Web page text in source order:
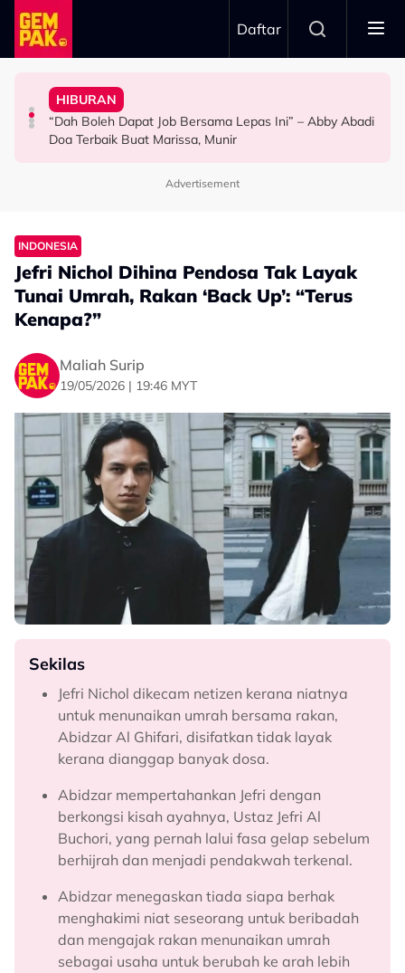
Skip to main content
Daftar
HIBURAN
Bawa Anak Ke Klinik, Syasya Rizal Terkejut Dikenali
Doktor
HIBURAN
“Dah Boleh Dapat Job Bersama Lepas Ini” – Abby Abadi
Doa Terbaik Buat Marissa, Munir
BERITA
Kasihnya Ibu, Ikan Lumba-Lumba Enggan Tinggalkan
Anak Yang Sudah Mati
ANTARABANGSA
Pengantin Penat Sampai Tertidur Atas Pelamin
Advertisement
INDONESIA
Jefri Nichol Dihina Pendosa Tak Layak
Tunai Umrah, Rakan ‘Back Up’: “Terus
Kenapa?”
Maliah Surip
19/05/2026 | 19:46 MYT
Sekilas
Jefri Nichol dikecam netizen kerana niatnya
untuk menunaikan umrah bersama rakan,
Abidzar Al Ghifari, disifatkan tidak layak
kerana dianggap banyak dosa.
Abidzar mempertahankan Jefri dengan
berkongsi kisah ayahnya, Ustaz Jefri Al
Buchori, yang pernah lalui fasa gelap sebelum
berhijrah dan menjadi pendakwah terkenal.
Abidzar menegaskan tiada siapa berhak
menghakimi niat seseorang untuk beribadah
dan mengajak rakan menunaikan umrah
sebagai usaha untuk berubah ke arah lebih